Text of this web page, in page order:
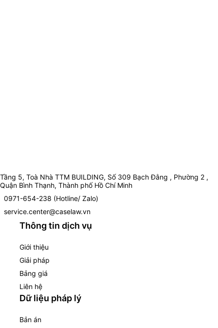
Tầng 5, Toà Nhà TTM BUILDING, Số 309 Bạch Đằng , Phường 2 ,
Quận Bình Thạnh, Thành phố Hồ Chí Minh
0971-654-238 (Hotline/ Zalo)
service.center@caselaw.vn
Thông tin dịch vụ
Giới thiệu
Giải pháp
Bảng giá
Liên hệ
Dữ liệu pháp lý
Bản án